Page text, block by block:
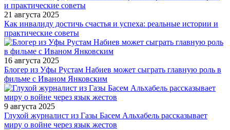
21 августа 2025
Как инвалиду достичь счастья и успеха: реальные истории и
практические советы
16 августа 2025
Блогер из Уфы Рустам Набиев может сыграть главную роль в
фильме с Иваном Янковским
9 августа 2025
Глухой журналист из Газы Басем Альхабель рассказывает
миру о войне через язык жестов